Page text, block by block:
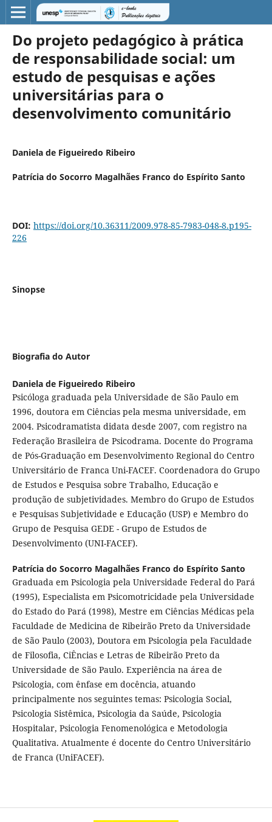
Do projeto pedagógico à prática
de responsabilidade social: um
estudo de pesquisas e ações
universitárias para o
desenvolvimento comunitário
Daniela de Figueiredo Ribeiro
Patrícia do Socorro Magalhães Franco do Espírito Santo
DOI: https://doi.org/10.36311/2009.978-85-7983-048-8.p195-
226
Sinopse
Biografia do Autor
Daniela de Figueiredo Ribeiro
Psicóloga graduada pela Universidade de São Paulo em
1996, doutora em Ciências pela mesma universidade, em
2004. Psicodramatista didata desde 2007, com registro na
Federação Brasileira de Psicodrama. Docente do Programa
de Pós-Graduação em Desenvolvimento Regional do Centro
Universitário de Franca Uni-FACEF. Coordenadora do Grupo
de Estudos e Pesquisa sobre Trabalho, Educação e
produção de subjetividades. Membro do Grupo de Estudos
e Pesquisas Subjetividade e Educação (USP) e Membro do
Grupo de Pesquisa GEDE - Grupo de Estudos de
Desenvolvimento (UNI-FACEF).
Patrícia do Socorro Magalhães Franco do Espírito Santo
Graduada em Psicologia pela Universidade Federal do Pará
(1995), Especialista em Psicomotricidade pela Universidade
do Estado do Pará (1998), Mestre em Ciências Médicas pela
Faculdade de Medicina de Ribeirão Preto da Universidade
de São Paulo (2003), Doutora em Psicologia pela Faculdade
de Filosofia, CiÊncias e Letras de Ribeirão Preto da
Universidade de São Paulo. Experiência na área de
Psicologia, com ênfase em docência, atuando
principalmente nos seguintes temas: Psicologia Social,
Psicologia Sistêmica, Psicologia da Saúde, Psicologia
Hospitalar, Psicologia Fenomenológica e Metodologia
Qualitativa. Atualmente é docente do Centro Universitário
de Franca (UniFACEF).